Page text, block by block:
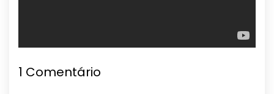
1 Comentário